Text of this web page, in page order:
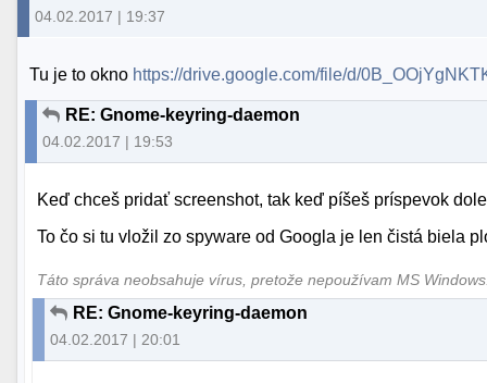
04.02.2017 | 19:37
Tu je to okno https://drive.google.com/file/d/
RE: Gnome-keyring-daemon
04.02.2017 | 19:53
Keď chceš pridať screenshot, tak keď píšeš príspevok
To čo si tu vložil zo spyware od Googla je len čistá biela
Táto správa neobsahuje vírus, pretože nepoužívam MS
RE: Gnome-keyring-daemon
04.02.2017 | 20:01